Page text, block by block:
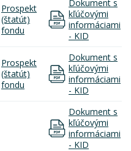
Prospekt
(štatút)
fondu
Dokument s
kľúčovými
informáciami
- KID
Prospekt
(štatút)
fondu
Dokument s
kľúčovými
informáciami
- KID
Dokument s
kľúčovými
informáciami
- KID